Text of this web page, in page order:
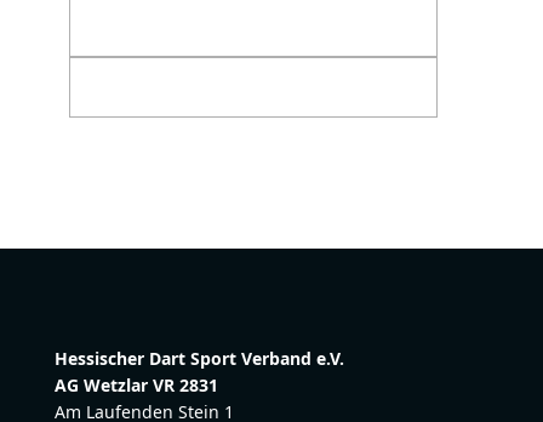
Hessischer Dart Sport Verband e.V.
AG Wetzlar VR 2831
Am Laufenden Stein 1